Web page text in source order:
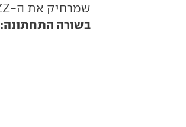
שמרחיק את ה-ID.BUZZ הייחודי מהישג ידם של לקוחות רבים.
בשורה התחתונה: